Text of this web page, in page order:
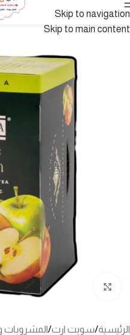
Skip to navigation
Skip to main content
انقر للتكبير
الرئيسية/سويت ارت/المشروبات